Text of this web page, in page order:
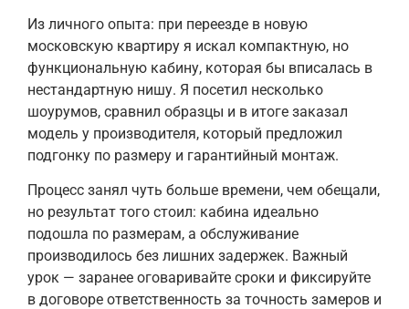
Из личного опыта: при переезде в новую
московскую квартиру я искал компактную, но
функциональную кабину, которая бы вписалась в
нестандартную нишу. Я посетил несколько
шоурумов, сравнил образцы и в итоге заказал
модель у производителя, который предложил
подгонку по размеру и гарантийный монтаж.
Процесс занял чуть больше времени, чем обещали,
но результат того стоил: кабина идеально
подошла по размерам, а обслуживание
производилось без лишних задержек. Важный
урок — заранее оговаривайте сроки и фиксируйте
в договоре ответственность за точность замеров и